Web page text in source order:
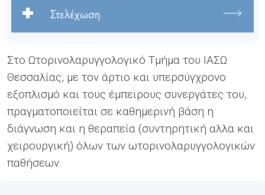
Στελέχωση
Στο Ωτορινολαρυγγολογικό Τμήμα του ΙΑΣΩ
Θεσσαλίας, με τον άρτιο και υπερσύγχρονο
εξοπλισμό και τους έμπειρους συνεργάτες του,
πραγματοποιείται σε καθημερινή βάση η
διάγνωση και η θεραπεία (συντηρητική αλλα και
χειρουργική) όλων των ωτορινολαρυγγολογικών
παθήσεων.